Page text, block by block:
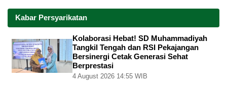
Kabar Persyarikatan
Kolaborasi Hebat! SD Muhammadiyah
Tangkil Tengah dan RSI Pekajangan
Bersinergi Cetak Generasi Sehat
Berprestasi
4 August 2026 14:55 WIB